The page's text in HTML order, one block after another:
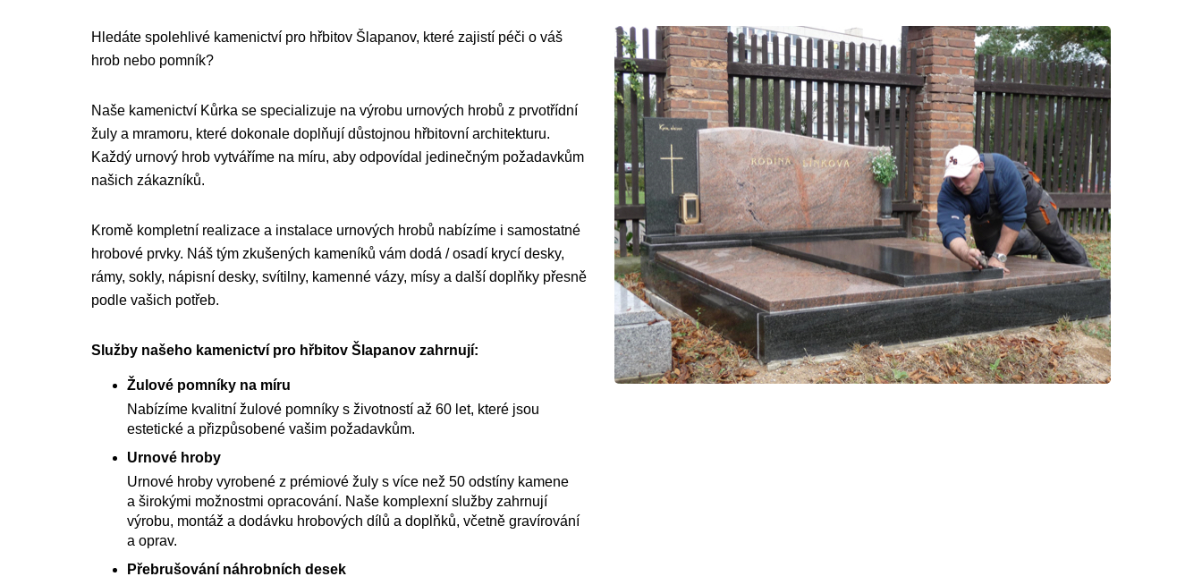
Hledáte spolehlivé kamenictví pro hřbitov Šlapanov, které zajistí péči o váš
hrob nebo pomník?
Naše kamenictví Kůrka se specializuje na výrobu urnových hrobů z prvotřídní
žuly a mramoru, které dokonale doplňují důstojnou hřbitovní architekturu.
Každý urnový hrob vytváříme na míru, aby odpovídal jedinečným požadavkům
našich zákazníků.
Kromě kompletní realizace a instalace urnových hrobů nabízíme i samostatné
hrobové prvky. Náš tým zkušených kameníků vám dodá / osadí krycí desky,
rámy, sokly, nápisní desky, svítilny, kamenné vázy, mísy a další doplňky přesně
podle vašich potřeb.
Služby našeho kamenictví pro hřbitov Šlapanov zahrnují:
Žulové pomníky na míru
Nabízíme kvalitní žulové pomníky s životností až 60 let, které jsou
estetické a přizpůsobené vašim požadavkům.
Urnové hroby
Urnové hroby vyrobené z prémiové žuly s více než 50 odstíny kamene
a širokými možnostmi opracování. Naše komplexní služby zahrnují
výrobu, montáž a dodávku hrobových dílů a doplňků, včetně gravírování
a oprav.
Přebrušování náhrobních desek